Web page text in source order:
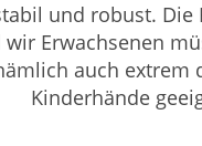
und robust.
Erwachsenen
auch
Kinderhände